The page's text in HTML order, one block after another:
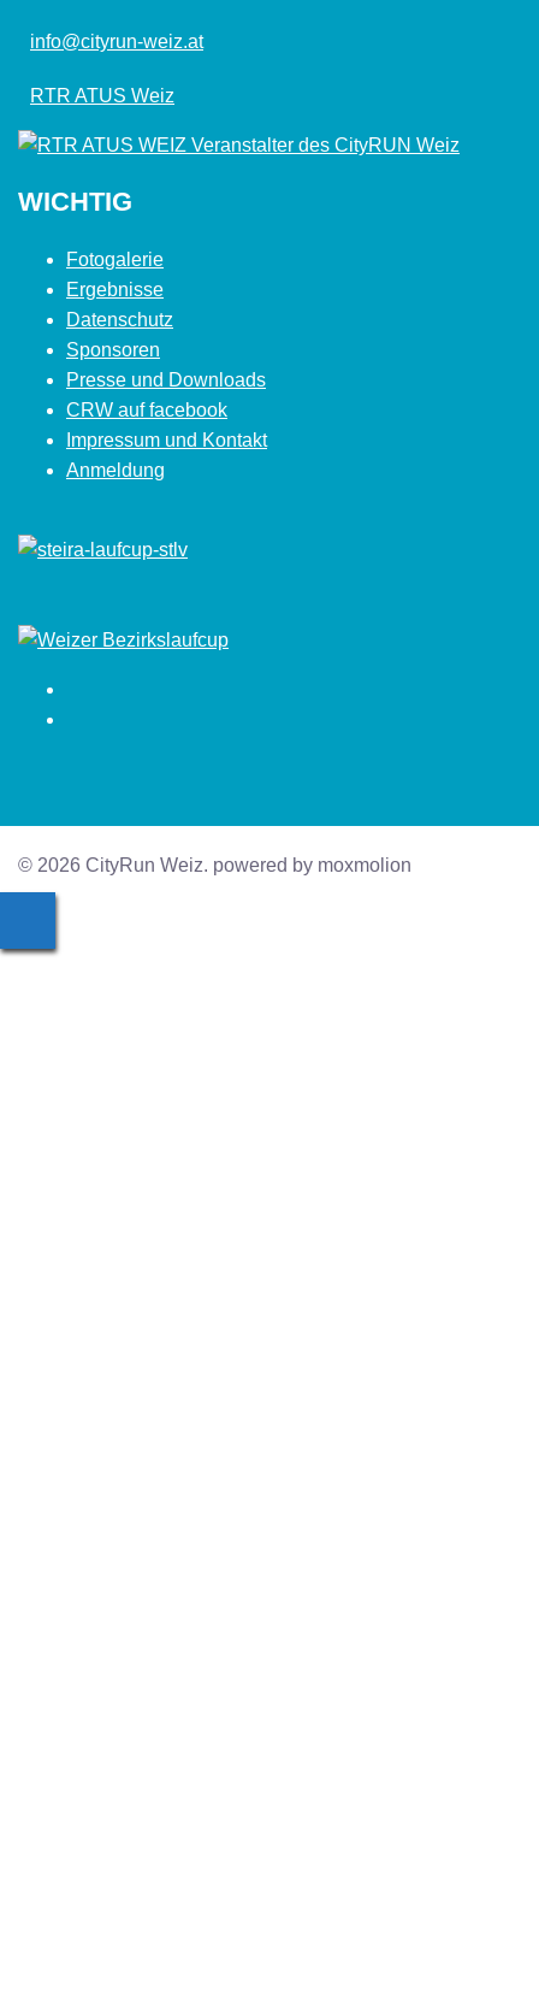
info@cityrun-weiz.at
RTR ATUS Weiz
WICHTIG
Fotogalerie
Ergebnisse
Datenschutz
Sponsoren
Presse und Downloads
CRW auf facebook
Impressum und Kontakt
Anmeldung
© 2026 CityRun Weiz. powered by moxmolion